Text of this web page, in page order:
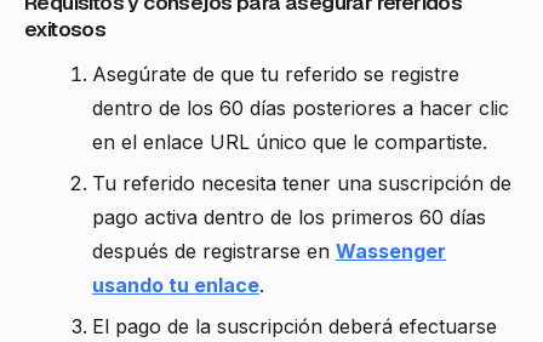
exitosos
Asegúrate de que tu referido se registre
dentro de los 60 días posteriores a hacer clic
en el enlace URL único que le compartiste.
Tu referido necesita tener una suscripción de
pago activa dentro de los primeros 60 días
después de registrarse en Wassenger
usando tu enlace.
El pago de la suscripción deberá efectuarse